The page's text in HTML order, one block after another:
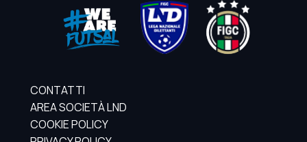
CONTATTI
AREA SOCIETÀ LND
COOKIE POLICY